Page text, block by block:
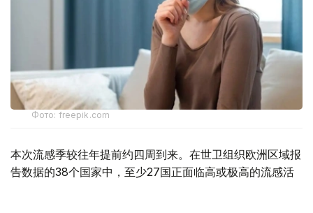
Фото: freepik.com
本次流感季较往年提前约四周到来。在世卫组织欧洲区域报
告数据的38个国家中，至少27国正面临高或极高的流感活